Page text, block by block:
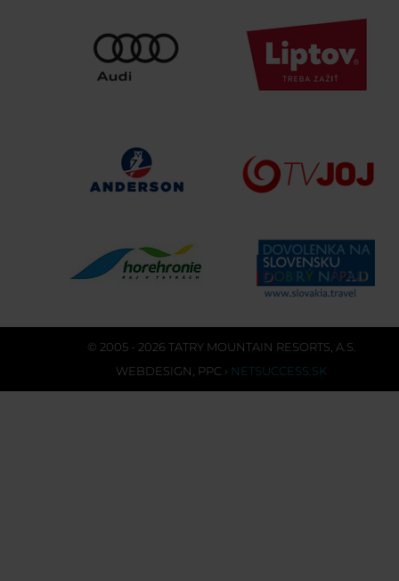
© 2005 - 2026 TATRY MOUNTAIN RESORTS, A.S.
WEBDESIGN PPC › NETSUCCESS.SK